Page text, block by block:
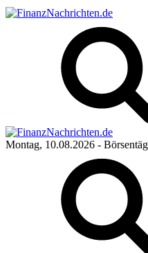
Montag, 10.08.2026 -